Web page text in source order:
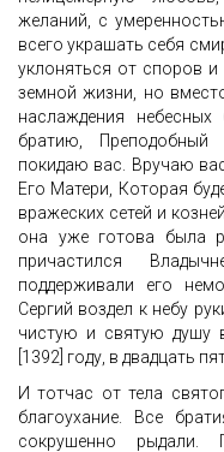
желаний, с
всего украшать себя
уклоняться от споров
земной жизни, но
наслаждения
братию,
покидаю вас. Вручаю
Его Матери, Которая
вражеских сетей и
она уже готова была
причастился
поддерживали его
Сергий воздел к небу
чистую и святую душу
[1392] году, в двадцать
И тотчас от тела
благоухание. Все
сокрушенно